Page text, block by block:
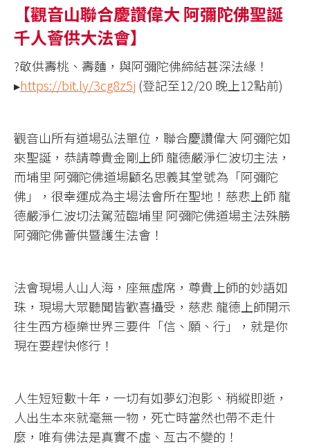
【觀音山聯合慶讚偉大 阿彌陀佛聖誕
千人薈供大法會】
?敬供壽桃、壽麵，與阿彌陀佛締結甚深法緣！
▸https://bit.ly/3cg8z5j (登記至12/20 晚上12點前)
觀音山所有道場弘法單位，聯合慶讚偉大 阿彌陀如
來聖誕，恭請尊貴金剛上師 龍德嚴淨仁波切主法，
而埔里 阿彌陀佛道場顧名思義其堂號為「阿彌陀
佛」，很幸運成為主場法會所在聖地！慈悲上師 龍
德嚴淨仁波切法駕蒞臨埔里 阿彌陀佛道場主法殊勝
阿彌陀佛薈供暨護生法會！
法會現場人山人海，座無虛席，尊貴上師的妙語如
珠，現場大眾聽聞皆歡喜攝受，慈悲 龍德上師開示
往生西方極樂世界三要件「信、願、行」，就是你
現在要趕快修行！
人生短短數十年，一切有如夢幻泡影、稍縱即逝，
人出生本來就毫無一物，死亡時當然也帶不走什
麼，唯有佛法是真實不虛、亙古不變的！